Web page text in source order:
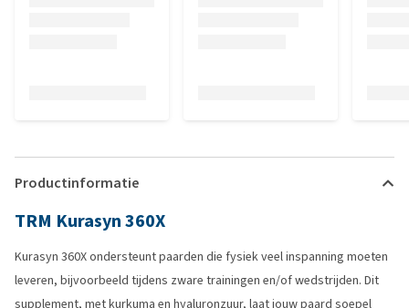
Productinformatie
TRM Kurasyn 360X
Kurasyn 360X ondersteunt paarden die fysiek veel inspanning moeten
leveren, bijvoorbeeld tijdens zware trainingen en/of wedstrijden. Dit
supplement, met kurkuma en hyaluronzuur, laat jouw paard soepel